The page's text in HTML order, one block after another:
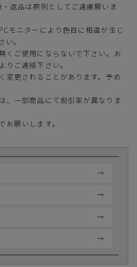
返品は原則としてご遠慮願いま
モニターにより色目に相違が生じ
。
くご使用にならないで下さい。お
りご連絡下さい。
変更されることがあります。予め
、一部商品にて割引率が異なりま
お願いします。